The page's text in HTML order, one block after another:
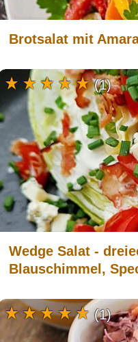
Brotsalat mit
Wedge Salat -
Blauschimmel,
(1)
(1)